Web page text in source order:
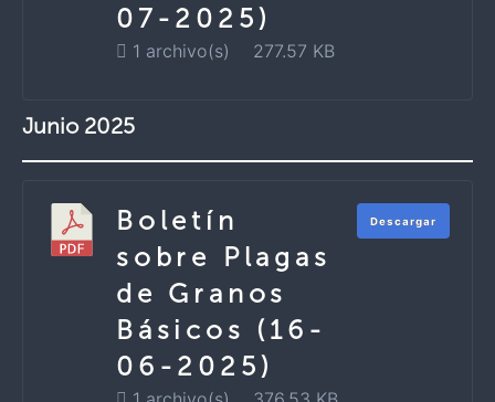
07-2025)
1 archivo(s) 277.57 KB
Junio 2025
Boletín
sobre Plagas
de Granos
Básicos (16-
06-2025)
Descargar